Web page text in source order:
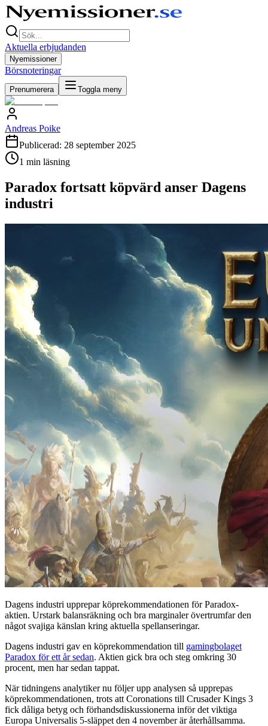
Aktuella erbjudanden
Nyemissioner
Börsnoteringar
Prenumerera Toggla meny
Andreas Poike
Publicerad: 28 september 2025
1 min läsning
Paradox fortsatt köpvärd anser Dagens
industri
Dagens industri upprepar köprekommendationen för Paradox-
aktien. Urstark balansräkning och bra marginaler övertrumfar den
något svajiga känslan kring aktuella spellanseringar.
Dagens industri gav en köprekommendation till gamingbolaget
Paradox för ett år sedan. Aktien gick bra och steg omkring 30
procent, men har sedan tappat.
När tidningens analytiker nu följer upp analysen så upprepas
köprekommendationen, trots att Coronations till Crusader Kings 3
fick dåliga betyg och förhandsdiskussionerna inför det viktiga
Europa Universalis 5-släppet den 4 november är återhållsamma.